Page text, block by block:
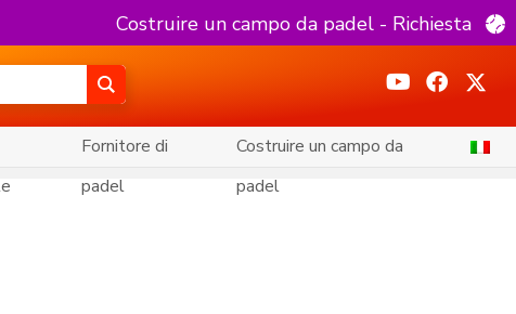
Costruire un campo da padel - Richiesta
Fornitore di
padel
Costruire un campo da
padel